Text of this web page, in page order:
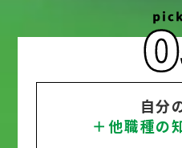
自分
＋他職種の